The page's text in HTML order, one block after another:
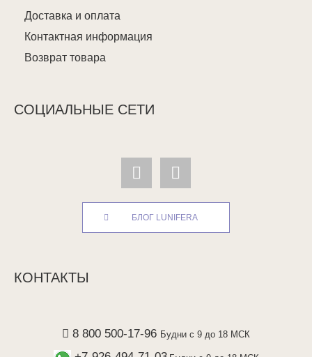
Доставка и оплата
Контактная информация
Возврат товара
СОЦИАЛЬНЫЕ СЕТИ
БЛОГ LUNIFERA
КОНТАКТЫ
8 800 500-17-96 Будни с 9 до 18 МСК